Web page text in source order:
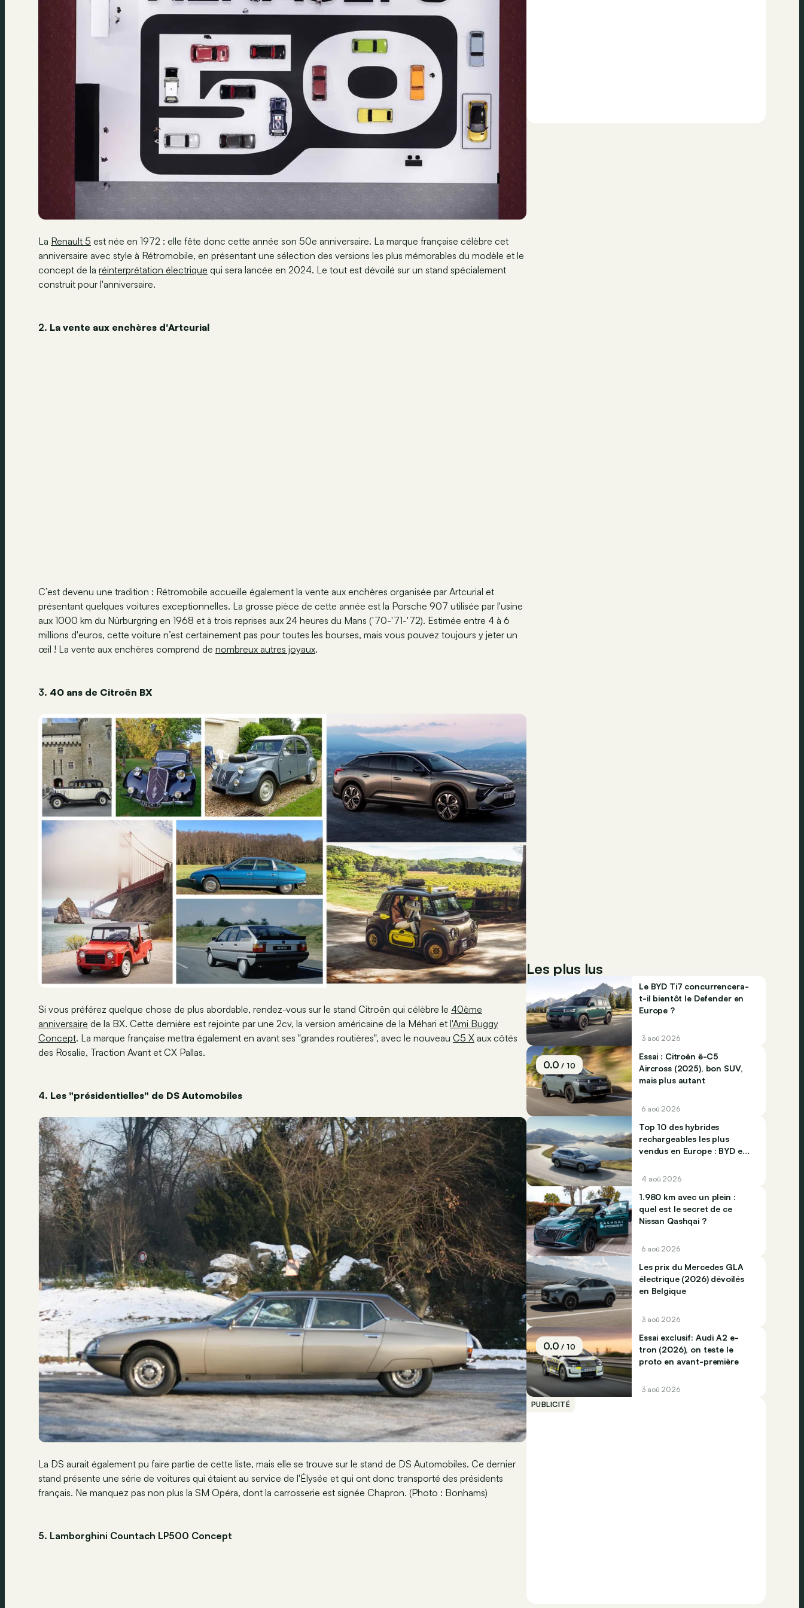
La Renault 5 est née en 1972 : elle fête donc cette année son 50e anniversaire. La marque française célèbre cet
anniversaire avec style à Rétromobile, en présentant une sélection des versions les plus mémorables du modèle et le
concept de la réinterprétation électrique qui sera lancée en 2024. Le tout est dévoilé sur un stand spécialement
construit pour l'anniversaire.
2. La vente aux enchères d'Artcurial
C’est devenu une tradition : Rétromobile accueille également la vente aux enchères organisée par Artcurial et
présentant quelques voitures exceptionnelles. La grosse pièce de cette année est la Porsche 907 utilisée par l'usine
aux 1000 km du Nürburgring en 1968 et à trois reprises aux 24 heures du Mans ('70-'71-'72). Estimée entre 4 à 6
millions d'euros, cette voiture n’est certainement pas pour toutes les bourses, mais vous pouvez toujours y jeter un
œil ! La vente aux enchères comprend de nombreux autres joyaux.
3. 40 ans de Citroën BX
Si vous préférez quelque chose de plus abordable, rendez-vous sur le stand Citroën qui célèbre le 40ème
anniversaire de la BX. Cette dernière est rejointe par une 2cv, la version américaine de la Méhari et l'Ami Buggy
Concept. La marque française mettra également en avant ses "grandes routières", avec le nouveau C5 X aux côtés
des Rosalie, Traction Avant et CX Pallas.
4. Les "présidentielles" de DS Automobiles
La DS aurait également pu faire partie de cette liste, mais elle se trouve sur le stand de DS Automobiles. Ce dernier
stand présente une série de voitures qui étaient au service de l'Élysée et qui ont donc transporté des présidents
français. Ne manquez pas non plus la SM Opéra, dont la carrosserie est signée Chapron. (Photo : Bonhams)
5. Lamborghini Countach LP500 Concept
Les plus lus
Le BYD Ti7 concurrencera-
t-il bientôt le Defender en
Europe ?
3 aoû 2026
0.0/ 10
Essai : Citroën ë-C5
Aircross (2025), bon SUV,
mais plus autant
6 aoû 2026
Top 10 des hybrides
rechargeables les plus
vendus en Europe : BYD et
4 aoû 2026
1.980 km avec un plein :
quel est le secret de ce
Nissan Qashqai ?
6 aoû 2026
Les prix du Mercedes GLA
électrique (2026) dévoilés
en Belgique
3 aoû 2026
0.0/ 10
Essai exclusif: Audi A2 e-
tron (2026), on teste le
proto en avant-première
3 aoû 2026
PUBLICITÉ